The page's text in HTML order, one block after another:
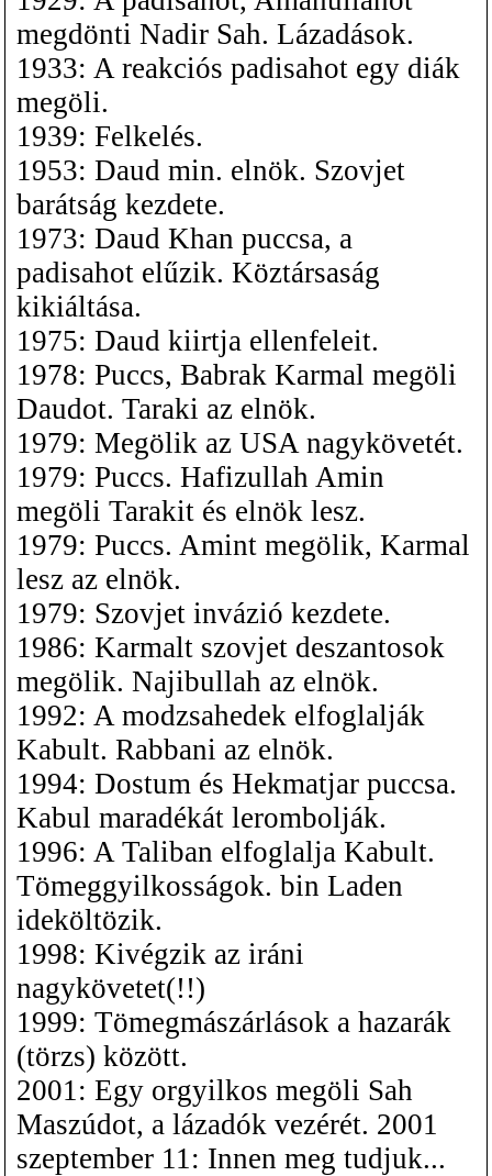
megdönti Nadir Sah. Lázadások.
1933: A reakciós padisahot egy diák
megöli.
1939: Felkelés.
1953: Daud min. elnök. Szovjet
barátság kezdete.
1973: Daud Khan puccsa, a
padisahot elűzik. Köztársaság
kikiáltása.
1975: Daud kiirtja ellenfeleit.
1978: Puccs, Babrak Karmal megöli
Daudot. Taraki az elnök.
1979: Megölik az USA nagykövetét.
1979: Puccs. Hafizullah Amin
megöli Tarakit és elnök lesz.
1979: Puccs. Amint megölik, Karmal
lesz az elnök.
1979: Szovjet invázió kezdete.
1986: Karmalt szovjet deszantosok
megölik. Najibullah az elnök.
1992: A modzsahedek elfoglalják
Kabult. Rabbani az elnök.
1994: Dostum és Hekmatjar puccsa.
Kabul maradékát lerombolják.
1996: A Taliban elfoglalja Kabult.
Tömeggyilkosságok. bin Laden
ideköltözik.
1998: Kivégzik az iráni
nagykövetet(!!)
1999: Tömegmászárlások a hazarák
(törzs) között.
2001: Egy orgyilkos megöli Sah
Maszúdot, a lázadók vezérét. 2001
szeptember 11: Innen meg tudjuk...